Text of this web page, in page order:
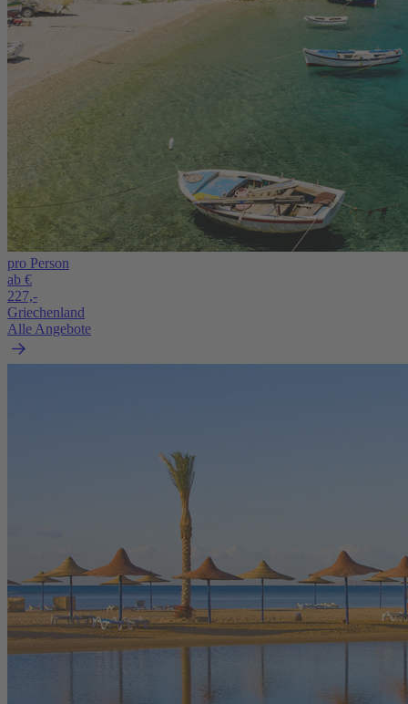
pro Person
ab €
227,-
Griechenland
Alle Angebote